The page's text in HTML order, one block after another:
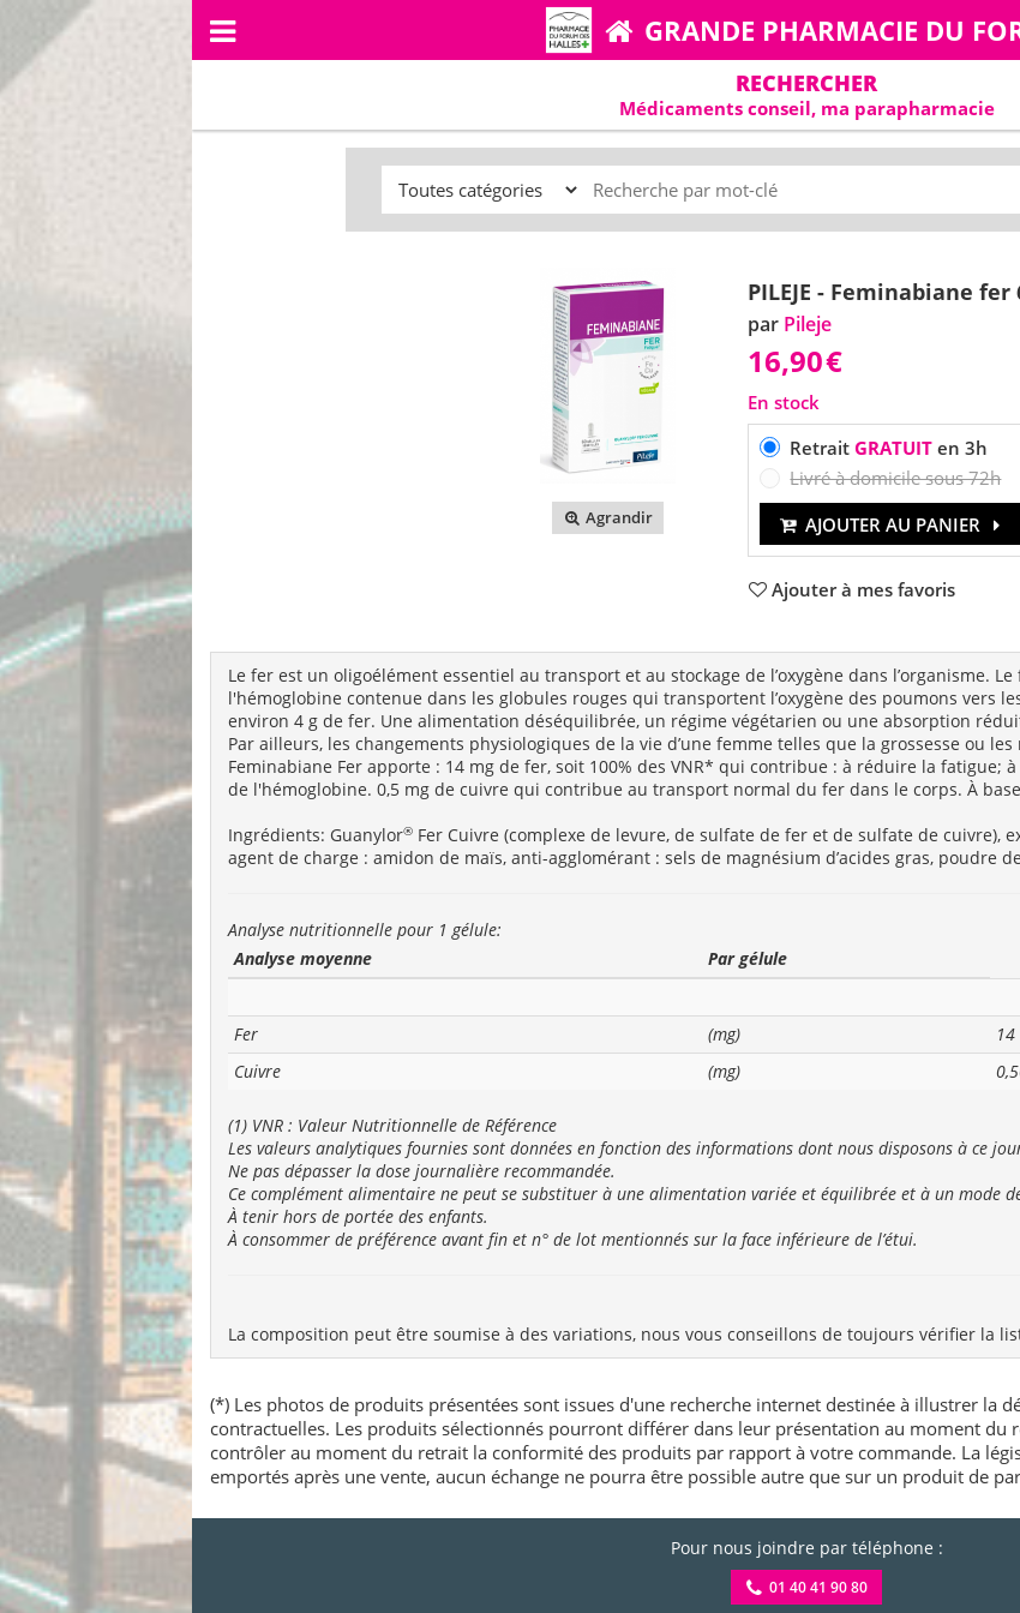
GRANDE PHARMACIE DU
RECHERCHER
Médicaments conseil, ma parapharmacie
Agrandir
PILEJE - Feminabiane
par Pileje
16,90€
En stock
RetraitGRATUIT en 3h
Livré à domicile sous 72h
AJOUTER AU PANIER
Ajouter à mes favoris
Le fer est un oligoélément essentiel au transport et au stockage de l’oxygène dans l’organisme.
l'hémoglobine contenue dans les globules rouges qui transportent l’oxygène des poumons vers
environ 4 g de fer. Une alimentation déséquilibrée, un régime végétarien ou une absorption
Par ailleurs, les changements physiologiques de la vie d’une femme telles que la grossesse ou
Feminabiane Fer apporte : 14 mg de fer, soit 100% des VNR* qui contribue : à réduire la fatigue;
de l'hémoglobine. 0,5 mg de cuivre qui contribue au transport normal du fer dans le corps. À
Ingrédients: Guanylor®Fer Cuivre (complexe de levure, de sulfate de fer et de sulfate de cuivre),
agent de charge : amidon de maïs, anti-agglomérant : sels de magnésium d’acides gras, poudre
Analyse nutritionnelle pour 1 gélule:
Analyse moyenne
Par gélule
Fer
(mg) 14
Cuivre
(mg)
(1) VNR : Valeur Nutritionnelle de Référence
Les valeurs analytiques fournies sont données en fonction des informations dont nous disposons à ce
Ne pas dépasser la dose journalière recommandée.
Ce complément alimentaire ne peut se substituer à une alimentation variée et équilibrée et à un mode
À tenir hors de portée des enfants.
À consommer de préférence avant fin et n° de lot mentionnés sur la face inférieure de l’étui.
La composition peut être soumise à des variations, nous vous conseillons de toujours vérifier la
(*) Les photos de produits présentées sont issues d'une recherche internet destinée à illustrer la
contractuelles. Les produits sélectionnés pourront différer dans leur présentation au moment du
contrôler au moment du retrait la conformité des produits par rapport à votre commande. La
emportés après une vente, aucun échange ne pourra être possible autre que sur un produit de
Pour nous joindre par téléphone :
01 40 41 90 80